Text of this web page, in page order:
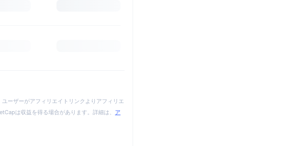
ーザーがアフィリエイトリンクよりアフィリエ
は収益を得る場合があります。詳細は、 ア